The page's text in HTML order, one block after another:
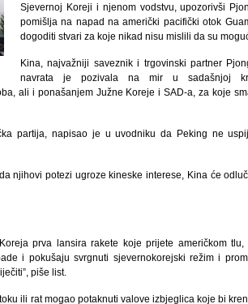
Sjevernoj Koreji i njenom vodstvu, upozorivši
pomišlja na napad na američki pacifički otok
dogoditi stvari za koje nikad nisu mislili da su
Kina, najvažniji saveznik i trgovinski partner
navrata je pozivala na mir u sadašnjoj
ali i ponašanjem Južne Koreje i SAD-a, za koje
partija, napisao je u uvodniku da Peking ne
njihovi potezi ugroze kineske interese, Kina će
prva lansira rakete koje prijete američkom tlu,
i pokušaju svrgnuti sjevernokorejski režim i
piše list.
ili rat mogao potaknuti valove izbjeglica koje bi